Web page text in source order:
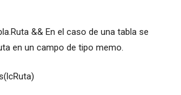
&& En el caso de una tabla se
en un campo de tipo memo.